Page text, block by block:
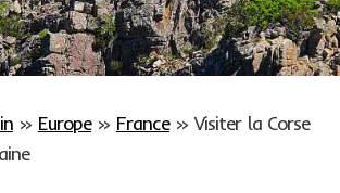
» Europe» France»Visiter la Corse